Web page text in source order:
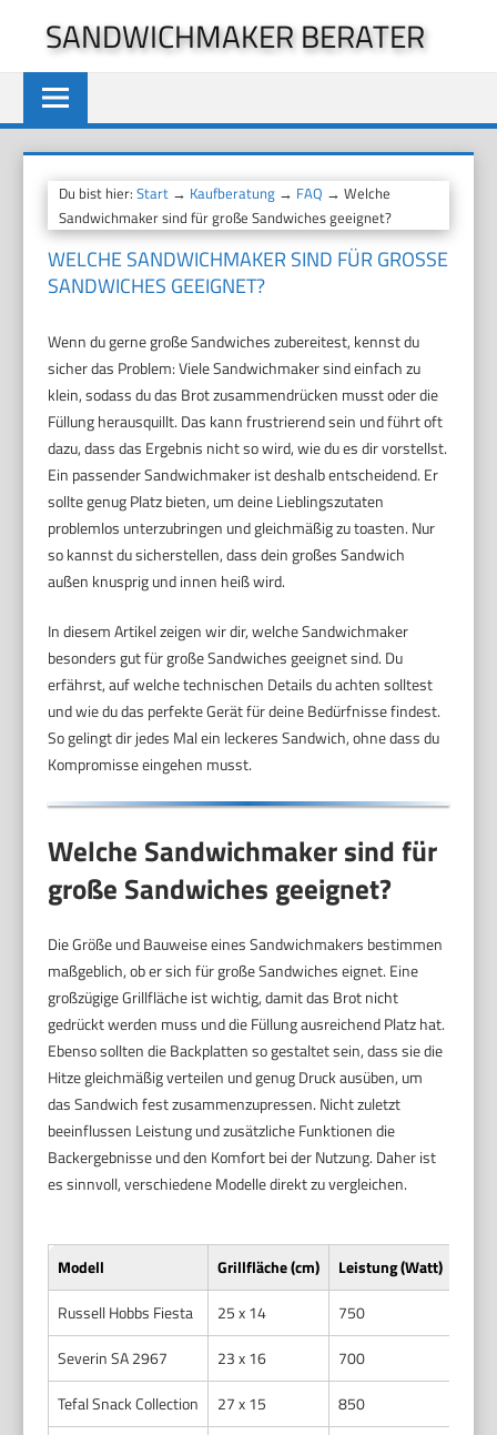
springen
SANDWICHMAKER BERATER
Du bist hier:Start → Kaufberatung → FAQ → Welche
Sandwichmaker sind für große Sandwiches geeignet?
WELCHE SANDWICHMAKER SIND FÜR GROSSE S
ANDWICHES GEEIGNET?
Wenn du gerne große Sandwiches zubereitest, kennst du
sicher das Problem: Viele Sandwichmaker sind einfach zu
klein, sodass du das Brot zusammendrücken musst oder die
Füllung herausquillt. Das kann frustrierend sein und führt oft
dazu, dass das Ergebnis nicht so wird, wie du es dir vorstellst.
Ein passender Sandwichmaker ist deshalb entscheidend. Er
sollte genug Platz bieten, um deine Lieblingszutaten
problemlos unterzubringen und gleichmäßig zu toasten. Nur
so kannst du sicherstellen, dass dein großes Sandwich
außen knusprig und innen heiß wird.
In diesem Artikel zeigen wir dir, welche Sandwichmaker
besonders gut für große Sandwiches geeignet sind. Du
erfährst, auf welche technischen Details du achten solltest
und wie du das perfekte Gerät für deine Bedürfnisse findest.
So gelingt dir jedes Mal ein leckeres Sandwich, ohne dass du
Kompromisse eingehen musst.
Welche Sandwichmaker sind für
große Sandwiches geeignet?
Die Größe und Bauweise eines Sandwichmakers bestimmen
maßgeblich, ob er sich für große Sandwiches eignet. Eine
großzügige Grillfläche ist wichtig, damit das Brot nicht
gedrückt werden muss und die Füllung ausreichend Platz hat.
Ebenso sollten die Backplatten so gestaltet sein, dass sie die
Hitze gleichmäßig verteilen und genug Druck ausüben, um
das Sandwich fest zusammenzupressen. Nicht zuletzt
beeinflussen Leistung und zusätzliche Funktionen die
Backergebnisse und den Komfort bei der Nutzung. Daher ist
es sinnvoll, verschiedene Modelle direkt zu vergleichen.
Modell Grillfläche (cm) Leistung (Watt)
Russell Hobbs Fiesta
25 x 14 750
Severin SA 2967
23 x 16 700
Tefal Snack Collection
27 x 15 850